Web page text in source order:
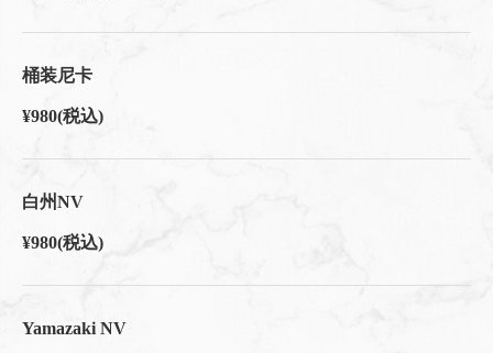
桶装尼卡
¥980(税込)
白州NV
¥980(税込)
Yamazaki NV